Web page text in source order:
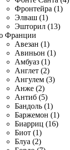
Фронтейра (1)
Элваш (1)
Эшторил (13)
Франции
Авезан (1)
Авиньон (1)
Амбуаз (1)
Англет (2)
Ангулем (3)
Анже (2)
Антиб (5)
Бандоль (1)
Баржемон (1)
Биарриц (16)
Биот (1)
Блуа (2)